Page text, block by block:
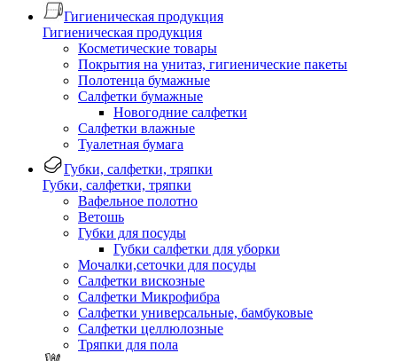
Гигиеническая продукция
Гигиеническая продукция
Косметические товары
Покрытия на унитаз, гигиенические пакеты
Полотенца бумажные
Салфетки бумажные
Новогодние салфетки
Салфетки влажные
Туалетная бумага
Губки, салфетки, тряпки
Губки, салфетки, тряпки
Вафельное полотно
Ветошь
Губки для посуды
Губки салфетки для уборки
Мочалки,сеточки для посуды
Салфетки вискозные
Салфетки Микрофибра
Салфетки универсальные, бамбуковые
Салфетки целлюлозные
Тряпки для пола